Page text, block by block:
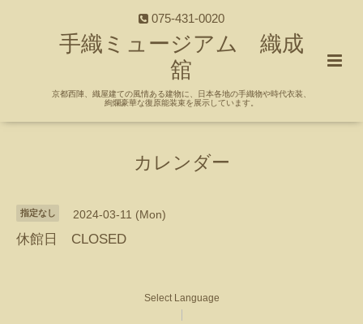
075-431-0020
手織ミュージアム 織成
舘
京都西陣、織屋建ての風情ある建物に、日本各地の手織物や時代衣装、
絢爛豪華な復原能装束を展示しています。
カレンダー
指定なし 2024-03-11 (Mon)
休館日 CLOSED
Select Language